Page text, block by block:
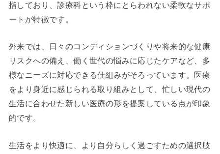
指しており、診療科という枠にとらわれない柔軟なサポ
ートが特徴です。
外来では、日々のコンディションづくりや将来的な健康
リスクへの備え、働く世代の悩みに応じたケアなど、多
様なニーズに対応できる仕組みがそろっています。医療
をより身近に感じられる取り組みとして、忙しい現代の
生活に合わせた新しい医療の形を提案している点が印象
的です。
生活をより快適に、より自分らしく過ごすための選択肢